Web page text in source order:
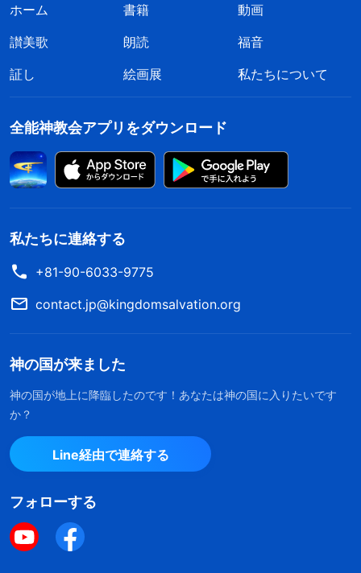
ホーム 書籍
動画
讃美歌
朗読
福音
証し
絵画展 私たちについて
全能神教会アプリをダウンロード
私たちに連絡する
+81-90-6033-9775
contact.jp@kingdomsalvation.org
神の国が来ました
神の国が地上に降臨したのです！あなたは神の国に入りたいです
か？
Line経由で連絡する
フォローする